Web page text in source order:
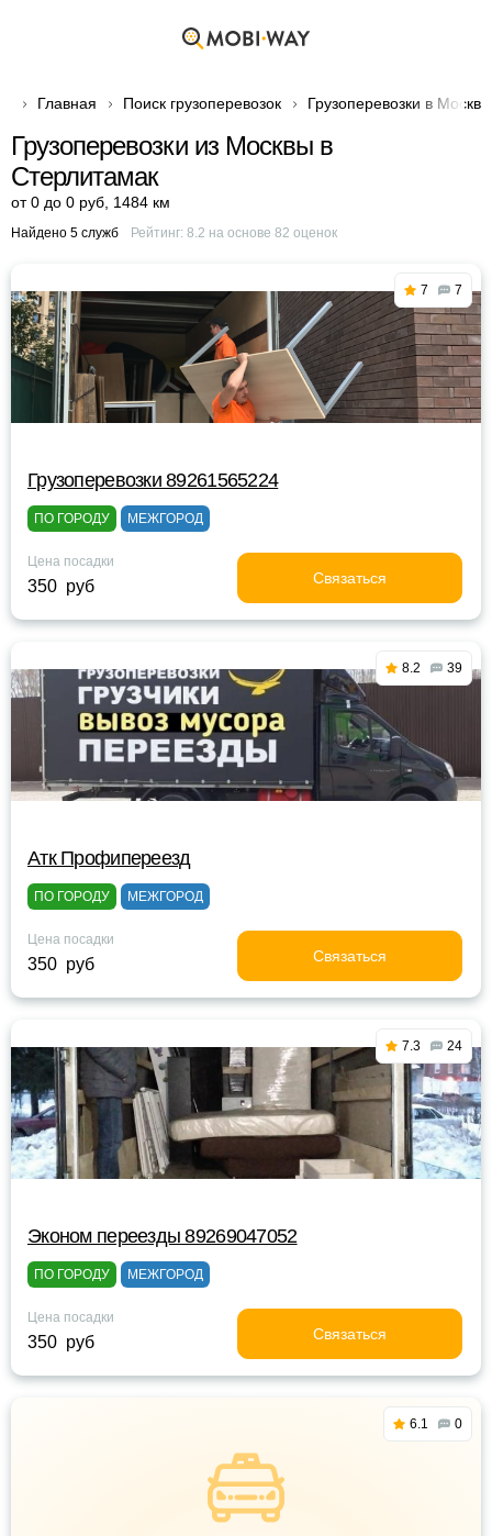
Главная Поиск грузоперевозок Грузоперевозки в Москве
Грузоперевозки из Москвы в
Стерлитамак
от 0 до 0 руб 1484 км
Найдено 5 служб Рейтинг: 8.2 на основе 82 оценок
7 7
Грузоперевозки 89261565224
ПО ГОРОДУ МЕЖГОРОД
Цена посадки
350 руб Связаться
8.2 39
Атк Профипереезд
ПО ГОРОДУ МЕЖГОРОД
Цена посадки
350 руб Связаться
7.3 24
Эконом переезды 89269047052
ПО ГОРОДУ МЕЖГОРОД
Цена посадки
350 руб Связаться
6.1 0